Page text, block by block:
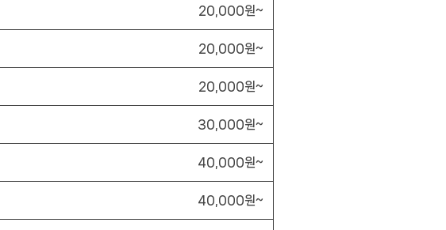
20,000원~
20,000원~
20,000원~
30,000원~
40,000원~
40,000원~